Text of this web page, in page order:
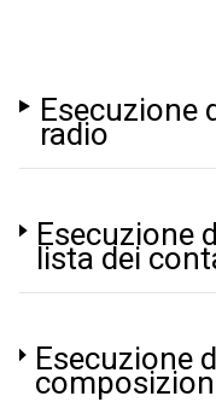
Esecuzione
radio
Esecuzione
lista dei
Esecuzione